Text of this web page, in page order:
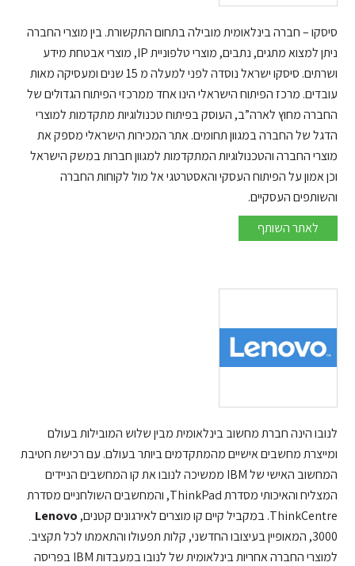
סיסקו – חברה בינלאומית מובילה בתחום התקשורת. בין מוצרי החברה
ניתן למצוא מתגים, נתבים, מוצרי טלפוניית IP, מוצרי אבטחת מידע
ושרתים. סיסקו ישראל נוסדה לפני למעלה מ 15 שנים ומעסיקה מאות
עובדים. מרכז הפיתוח הישראלי הינו אחד ממרכזי הפיתוח הגדולים של
החברה מחוץ לארה”ב, העוסק בפיתוח טכנולוגיות מתקדמות למוצרי
הדגל של החברה במגוון תחומים. אתר המכירות הישראלי מספק את
מוצרי החברה והטכנולוגיות המתקדמות למגוון חברות במשק הישראל
וכן אמון על הפיתוח העסקי והאסטרטגי אל מול לקוחות החברה
והשותפים העסקיים.
לאתר השותף
לנובו הינה חברת מחשוב בינלאומית מבין שלוש המובילות בעולם
ומייצרת מחשבים אישיים מהמתקדמים ביותר בעולם. עם רכישת חטיבת
המחשוב האישי של IBM ממשיכה לנובו את קו המחשבים הניידים
המצליח והאיכותי מסדרת ThinkPad, והמחשבים השולחניים מסדרת
ThinkCentre. במקביל קיים קו מוצרים לאירגונים קטנים,
Lenovo
3000, המאופיין בעיצובו החדשני, קלות תפעולו והתאמתו לכל תקציב.
למוצרי החברה אחריות בינלאומית של לנובו במעבדות IBM בפריסה